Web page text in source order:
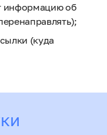
информацию об
(куда